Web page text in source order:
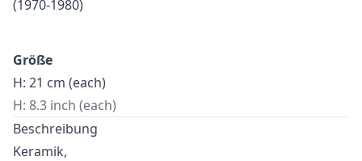
(1970-1980)
Größe
H: 21 cm (each)
H: 8.3 inch (each)
Beschreibung
Keramik,